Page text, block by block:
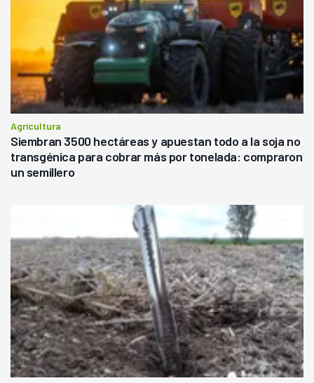
Agricultura
Siembran 3500 hectáreas y apuestan todo a la soja no
transgénica para cobrar más por tonelada: compraron
un semillero